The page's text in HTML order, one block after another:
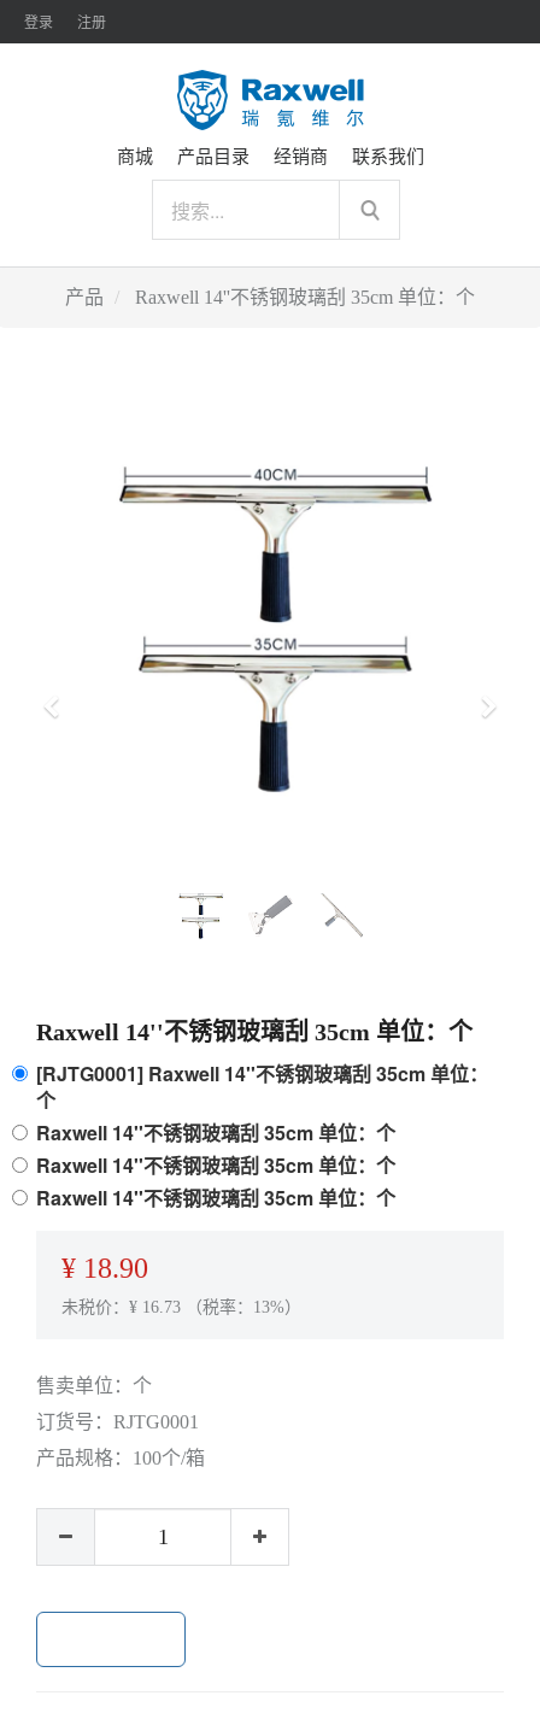
登录 注册
商城 产品目录 经销商 联系我们
产品 Raxwell 14''不锈钢玻璃刮 35cm 单位：个
下
Raxwell 14''不锈钢玻璃刮 35cm 单位：个
[RJTG0001] Raxwell 14''不锈钢玻璃刮 35cm 单位：
个
Raxwell 14''不锈钢玻璃刮 35cm 单位：个
Raxwell 14''不锈钢玻璃刮 35cm 单位：个
Raxwell 14''不锈钢玻璃刮 35cm 单位：个
¥ 18.90
未税价：¥ 16.73 （税率：13%）
售卖单位： 个
订货号： RJTG0001
产品规格： 100个/箱